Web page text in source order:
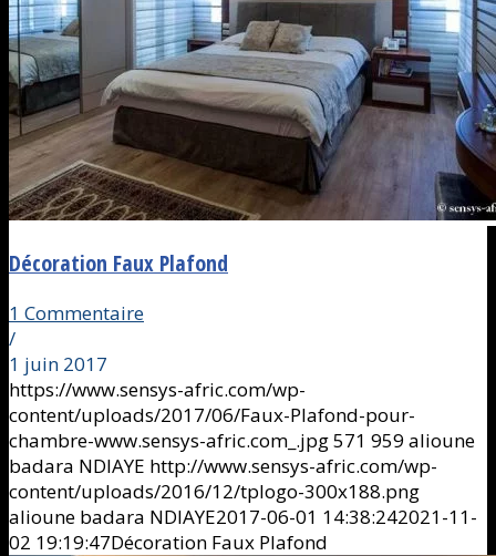
Décoration Faux Plafond
1 Commentaire
/
1 juin 2017
https://www.sensys-afric.com/wp-
content/uploads/2017/06/Faux-Plafond-pour-
chambre-www.sensys-afric.com_.jpg571 959 alioune
badara NDIAYE http://www.sensys-afric.com/wp-
content/uploads/2016/12/tplogo-300x188.png
alioune badara NDIAYE2017-06-01 14:38:242021-11-
02 19:19:47Décoration Faux Plafond